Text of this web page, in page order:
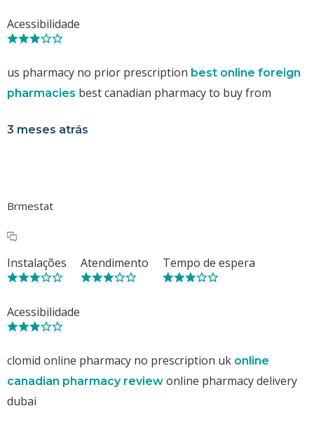
Acessibilidade
us pharmacy no prior prescription best online foreign
pharmacies best canadian pharmacy to buy from
3 meses atrás
Brmestat
Instalações Atendimento Tempo de espera
Acessibilidade
clomid online pharmacy no prescription uk online
canadian pharmacy review online pharmacy delivery
dubai